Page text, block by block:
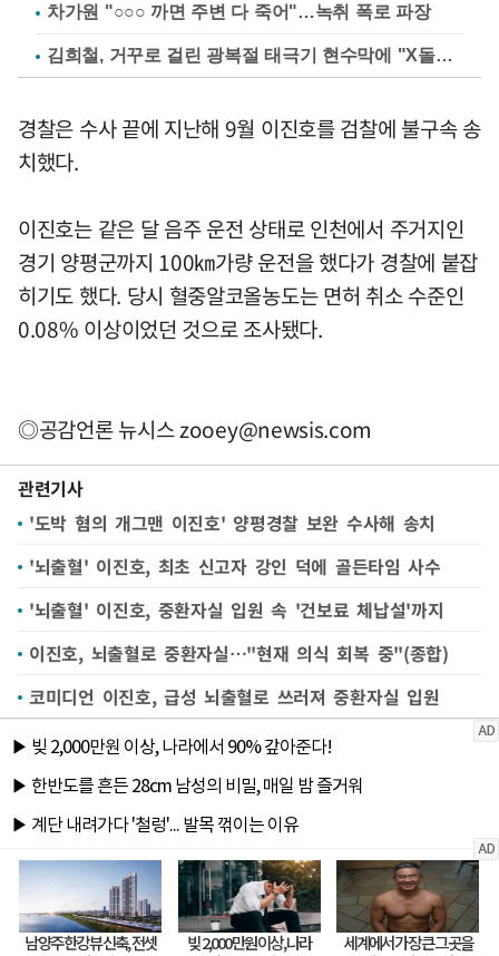
차가원 "○○○ 까면 주변 다 죽어"…녹취 폭로 파장
김희철, 거꾸로 걸린 광복절 태극기 현수막에 "X돌았네"
경찰은 수사 끝에 지난해 9월 이진호를 검찰에 불구속 송
치했다.
이진호는 같은 달 음주 운전 상태로 인천에서 주거지인
경기 양평군까지 100㎞가량 운전을 했다가 경찰에 붙잡
히기도 했다. 당시 혈중알코올농도는 면허 취소 수준인
0.08% 이상이었던 것으로 조사됐다.
◎공감언론 뉴시스zooey@newsis.com
관련기사
'도박 혐의 개그맨 이진호' 양평경찰 보완 수사해 송치
'뇌출혈' 이진호, 최초 신고자 강인 덕에 골든타임 사수
'뇌출혈' 이진호, 중환자실 입원 속 '건보료 체납설'까지
이진호, 뇌출혈로 중환자실…"현재 의식 회복 중"(종합)
코미디언 이진호, 급성 뇌출혈로 쓰러져 중환자실 입원